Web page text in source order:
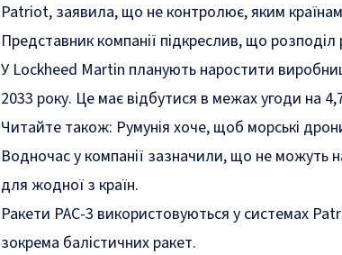
Patriot, заявила, що не контролює, яким
Представник компанії підкреслив, що
У Lockheed Martin планують наростити
2033 року. Це має відбутися в межах угоди на
Читайте також: Румунія хоче, щоб морські
Водночас у компанії зазначили, що не можуть
для жодної з країн.
Ракети PAC-3 використовуються у системах
зокрема балістичних ракет.